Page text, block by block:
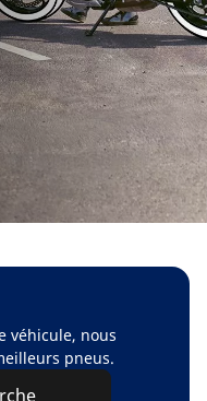
véhicule, nous
pneus.